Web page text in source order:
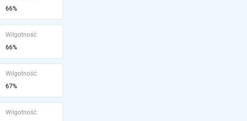
66%
Wilgotność:
66%
Wilgotność:
67%
Wilgotność: